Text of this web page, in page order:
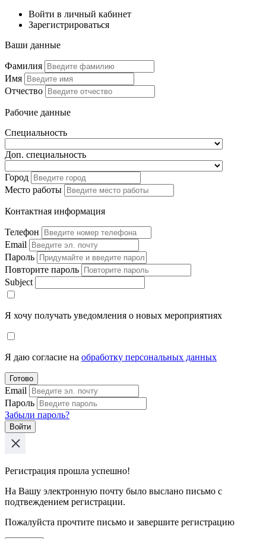
Войти в личный кабинет
Зарегистрироваться
Ваши данные
Фамилия
Имя
Отчество
Рабочие данные
Специальность
Доп. специальность
Город
Место работы
Контактная информация
Телефон
Email
Пароль
Повторите пароль
Subject
Я хочу получать уведомления о новых мероприятиях
Я даю согласие на обработку персональных данных
Готово
Email
Пароль
Забыли пароль?
Войти
Регистрация прошла успешно!
На Вашу электронную почту было выслано письмо с
подтвеждением регистрации.
Пожалуйста прочтите письмо и завершите регистрацию